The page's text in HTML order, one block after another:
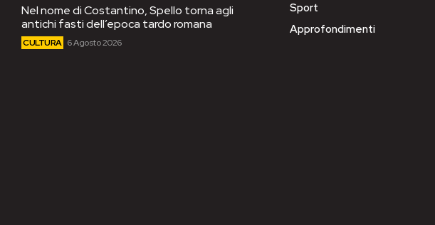
Nel nome di Costantino, Spello torna agli
antichi fasti dell’epoca tardo romana
CULTURA 6 Agosto 2026
Sport
Approfondimenti